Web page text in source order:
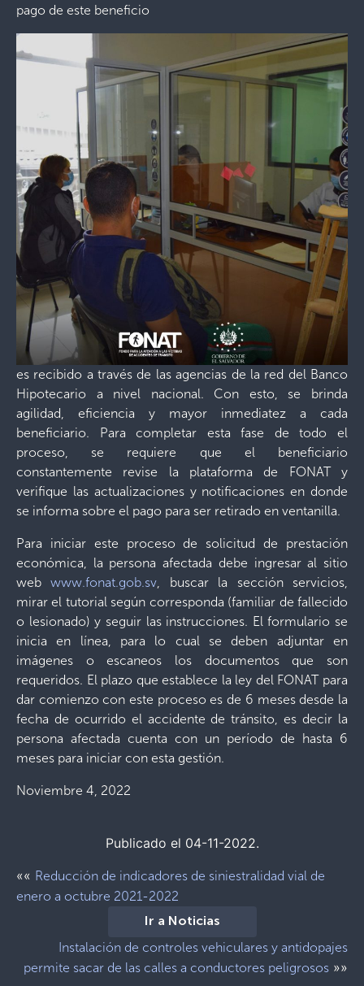
pago de este beneficio
es recibido a través de las agencias de la red del Banco
Hipotecario a nivel nacional. Con esto, se brinda
agilidad, eficiencia y mayor inmediatez a cada
beneficiario. Para completar esta fase de todo el
proceso, se requiere que el beneficiario
constantemente revise la plataforma de FONAT y
verifique las actualizaciones y notificaciones en donde
se informa sobre el pago para ser retirado en ventanilla.
Para iniciar este proceso de solicitud de prestación
económica, la persona afectada debe ingresar al sitio
webwww.fonat.gob.sv, buscar la sección servicios,
mirar el tutorial según corresponda (familiar de fallecido
o lesionado) y seguir las instrucciones. El formulario se
inicia en línea, para lo cual se deben adjuntar en
imágenes o escaneos los documentos que son
requeridos. El plazo que establece la ley del FONAT para
dar comienzo con este proceso es de 6 meses desde la
fecha de ocurrido el accidente de tránsito, es decir la
persona afectada cuenta con un período de hasta 6
meses para iniciar con esta gestión.
Noviembre 4, 2022
Publicado el 04-11-2022.
«« Reducción de indicadores de siniestralidad vial de
enero a octubre 2021-2022
Ir a Noticias
Instalación de controles vehiculares y antidopajes
permite sacar de las calles a conductores peligrosos »»